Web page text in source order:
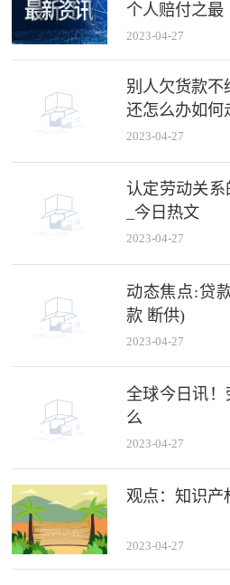
个人赔付之最
2023-04-27
别人欠货款不
还怎么办如何
2023-04-27
认定劳动关
_今日热文
2023-04-27
动态焦点:贷
款 断供)
2023-04-27
全球今日讯
么
2023-04-27
观点：知识产
2023-04-27